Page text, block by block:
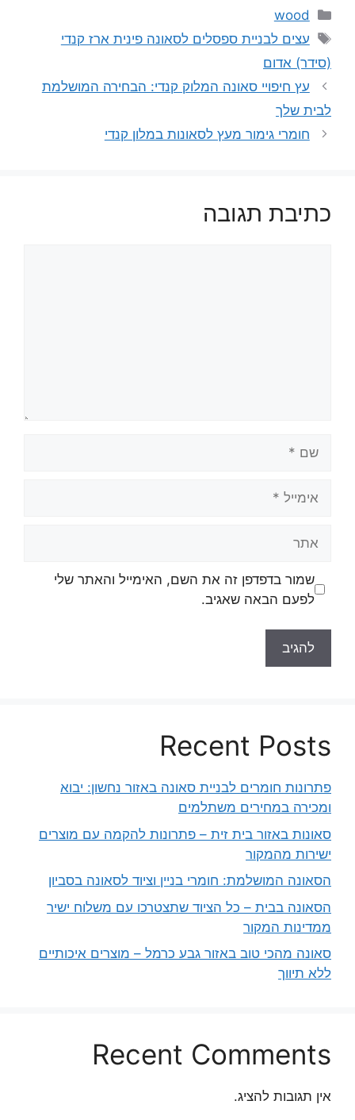
קטגוריות
wood
תגיות
עצים לבניית ספסלים לסאונה פינית ארז קנדי
(סידר) אדום
עץ חיפויי סאונה המלוק קנדי: הבחירה המושלמת
לבית שלך
חומרי גימור מעץ לסאונות במלון קנדי
כתיבת תגובה
שמור בדפדפן זה את השם, האימייל והאתר שלי
לפעם הבאה שאגיב.
Recent Posts
פתרונות חומרים לבניית סאונה באזור נחשון: יבוא
ומכירה במחירים משתלמים
סאונות באזור בית זית – פתרונות להקמה עם מוצרים
ישירות מהמקור
הסאונה המושלמת: חומרי בניין וציוד לסאונה בסביון
הסאונה בבית – כל הציוד שתצטרכו עם משלוח ישיר
ממדינות המקור
סאונה מהכי טוב באזור גבע כרמל – מוצרים איכותיים
ללא תיווך
Recent Comments
אין תגובות להציג.